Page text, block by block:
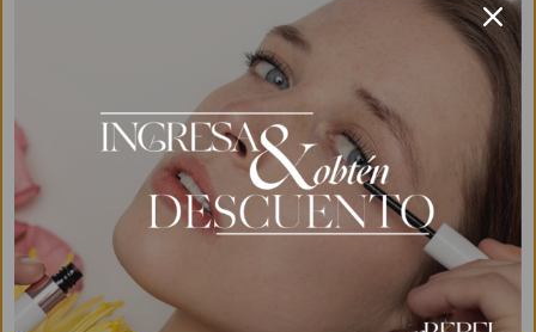
Utiliza 1-2 veces por semana para mejores resultados.